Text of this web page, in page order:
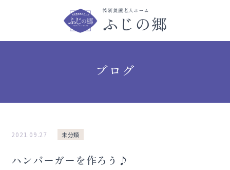
ブログ
2021.09.27 未分類
ハンバーガーを作ろう♪